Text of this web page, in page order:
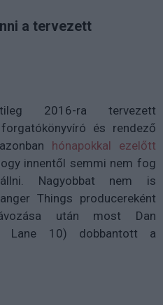
a tervezett
2016-ra tervezett
és rendező
hónapokkal ezelőtt
innentől semmi nem fog
Nagyobbat nem is
Things producereként
után most Dan
Lane 10) dobbantott a